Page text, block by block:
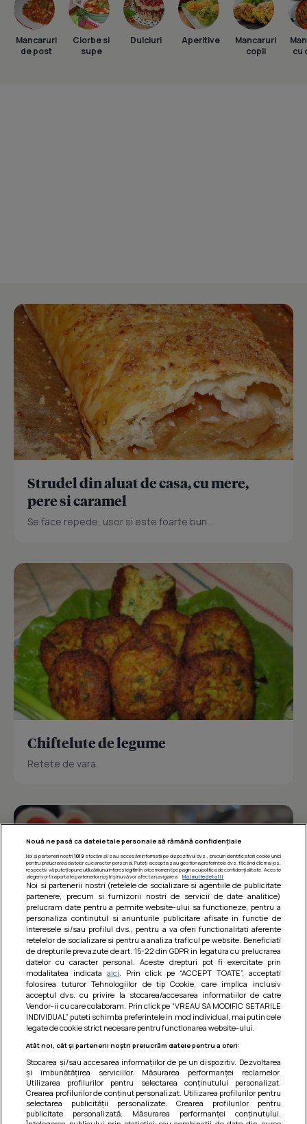
Mancaruri
de post
Ciorbe si
supe
Dulciuri Aperitive
Mancaruri
copii
cu
Strudel din aluat de casa, cu mere,
pere si caramel
Se face repede, usor si este foarte bun...
Chiftelute de legume
Retete de vara.
Barcute din vinete cu arpagic rosu
Un deliciu usor de preparat!
Nouă ne pasă ca datele tale personale să rămână confidențiale
Noi și partenerii noștri 1019stocăm și/sau accesăm informații pe dispozitivul dvs., precum identificatorii cookie unici
pentru prelucrarea datelor cu caracter personal. Puteți accepta sau gestiona preferințele dvs. făcând clic mai jos,
respectiv vă puteți opune utilizării unui interes legitim în orice moment pe pagina cu politica de confidențialitate. Aceste
alegeri vor fi raportate partenerilor noștri și nu vă vor afecta navigarea.
Mai multe detalii
Noi si partenerii nostri (retelele de socializare si agentiile de publicitate
partenere, precum si furnizorii nostri de servicii de date analitice)
prelucram date pentru a permite website-ului sa functioneze, pentru a
personaliza continutul si anunturile publicitare afisate in functie de
interesele si/sau profilul dvs., pentru a va oferi functionalitati aferente
retelelor de socializare si pentru a analiza traficul pe website. Beneficiati
de drepturile prevazute de art. 15-22 din GDPR in legatura cu prelucrarea
datelor cu caracter personal. Aceste drepturi pot fi exercitate prin
modalitatea indicataaici . Prin click pe “ACCEPT TOATE”, acceptati
folosirea tuturor Tehnologiilor de tip Cookie, care implica inclusiv
acceptul dvs. cu privire la stocarea/accesarea informatiilor de catre
Vendor-ii cu care colaboram. Prin click pe “VREAU SA MODIFIC SETARILE
INDIVIDUAL” puteti schimba preferintele in mod individual, mai putin cele
legate de cookie strict necesare pentru functionarea website-ului.
Atât noi, cât și partenerii noștri prelucrăm datele pentru a oferi:
Stocarea și/sau accesarea informațiilor de pe un dispozitiv. Dezvoltarea
și îmbunătățirea serviciilor. Măsurarea performanței reclamelor.
Utilizarea profilurilor pentru selectarea conținutului personalizat.
Crearea profilurilor de conținut personalizat. Utilizarea profilurilor pentru
selectarea publicității personalizate. Crearea profilurilor pentru
publicitate personalizată. Măsurarea performanței conținutului.